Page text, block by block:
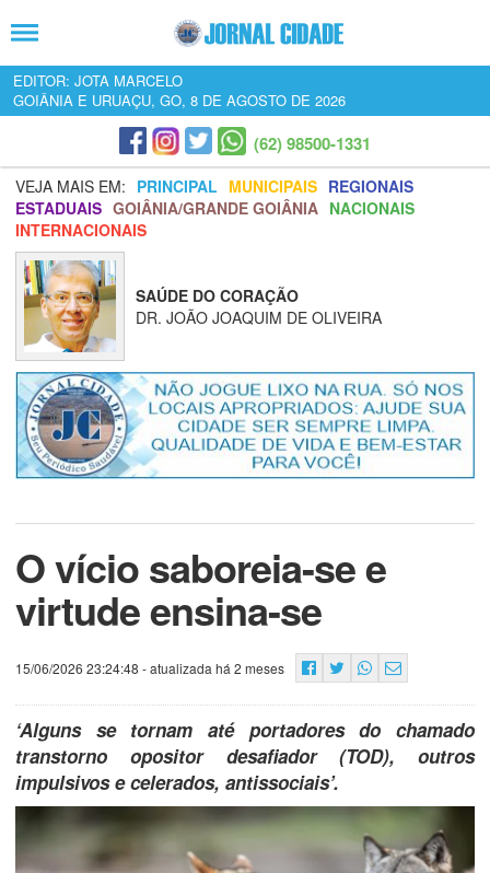
EDITOR: JOTA MARCELO
GOIÂNIA E URUAÇU, GO, 8 DE AGOSTO DE 2026
(62) 98500-1331
VEJA MAIS EM: PRINCIPAL MUNICIPAIS REGIONAIS
ESTADUAIS GOIÂNIA/GRANDE GOIÂNIA NACIONAIS
INTERNACIONAIS
SAÚDE DO CORAÇÃO
DR. JOÃO JOAQUIM DE OLIVEIRA
O vício saboreia-se e
virtude ensina-se
15/06/2026 23:24:48 - atualizada há 2 meses
‘Alguns se tornam até portadores do chamado
transtorno opositor desafiador (TOD), outros
impulsivos e celerados, antissociais’.